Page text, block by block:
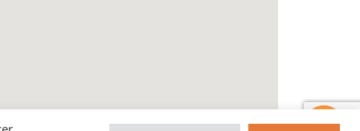
Tienes preguntas?